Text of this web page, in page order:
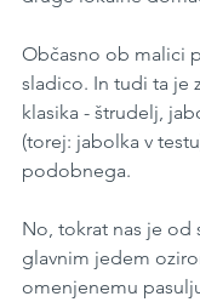
Občasno ob malici
sladico. In tudi ta je
klasika - štrudelj,
(torej: jabolka v
podobnega.
No, tokrat nas je
glavnim jedem
omenjenemu